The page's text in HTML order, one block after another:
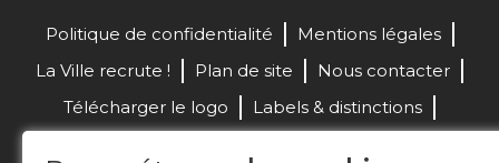
Politique de confidentialité
Mentions légales
La Ville recrute !
Plan de site
Nous contacter
Télécharger le logo
Labels & distinctions